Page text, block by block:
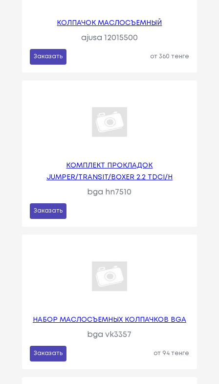
КОЛПАЧОК МАСЛОСЪЕМНЫЙ
ajusa 12015500
Заказать от 360 тенге
КОМПЛЕКТ ПРОКЛАДОК
JUMPER/TRANSIT/BOXER 2.2 TDCI/H
bga hn7510
Заказать
НАБОР МАСЛОСЪЕМНЫХ КОЛПАЧКОВ BGA
bga vk3357
Заказать от 94 тенге